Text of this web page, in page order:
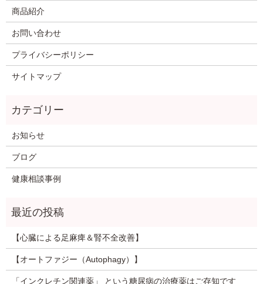
商品紹介
お問い合わせ
プライバシーポリシー
サイトマップ
お知らせ
ブログ
健康相談事例
【心臓による足麻痺＆腎不全改善】
【オートファジー（Autophagy）】
「インクレチン関連薬」 という糖尿病の治療薬はご存知です